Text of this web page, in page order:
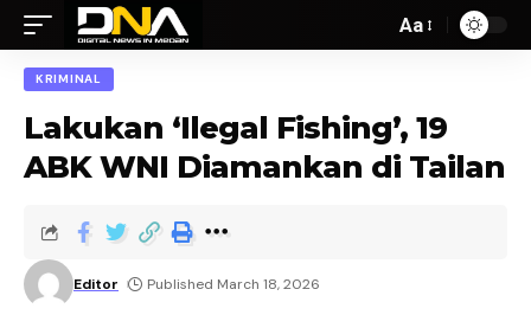
Aa
KRIMINAL
Lakukan ‘Ilegal Fishing’, 19
ABK WNI Diamankan di Tailan
Editor Published March 18, 2026